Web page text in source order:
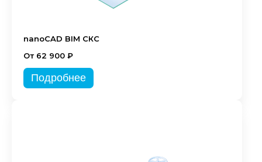
nanoCAD BIM СКС
От 62 900 ₽
Подробнее